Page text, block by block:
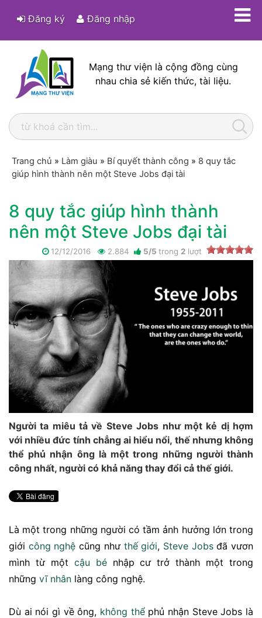
Đăng ký Đăng nhập
Mạng thư viện là cộng đồng cùng
nhau chia sẻ kiến thức, tài liệu.
Trang chủ » Làm giàu » Bí quyết thành công » 8 quy tắc
giúp hình thành nên một Steve Jobs đại tài
8 quy tắc giúp hình thành
nên một Steve Jobs đại tài
12/12/2016 2.884 5/5 trong 2 lượt
Người ta miêu tả về Steve Jobs như một kẻ dị hợm
với nhiều đức tính chẳng ai hiểu nổi, thế nhưng không
thể phủ nhận ông là một trong những người thành
công nhất, người có khả năng thay đổi cả thế giới.
Là một trong những người có tầm ảnh hưởng lớn trong
giới công nghệ cũng như thế giới, Steve Jobsđã vươn
mình từ một cậu bénhập cư trở thành một trong
những vĩ nhân làng công nghệ.
Dù ai nói gì về ông, không thểphủ nhận Steve Jobs là